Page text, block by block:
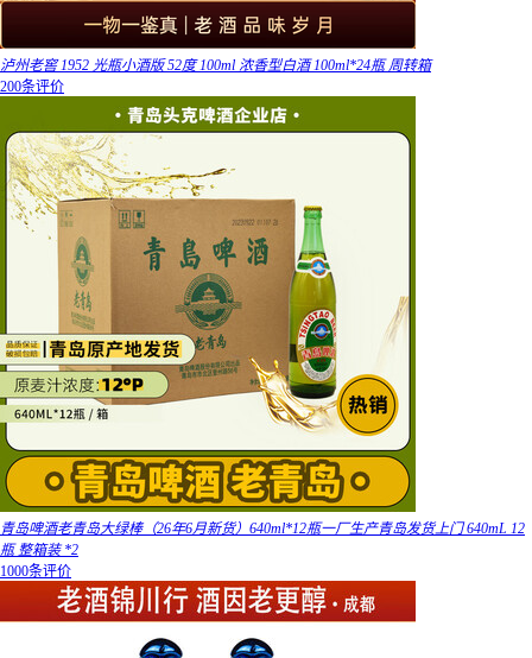
泸州老窖 1952 光瓶小酒版 52度 100ml 浓香型白酒 100ml*24瓶 周转箱
200条评价
青岛啤酒老青岛大绿棒（26年6月新货）640ml*12瓶一厂生产青岛发货上门 640mL 12
瓶 整箱装 *2
1000条评价